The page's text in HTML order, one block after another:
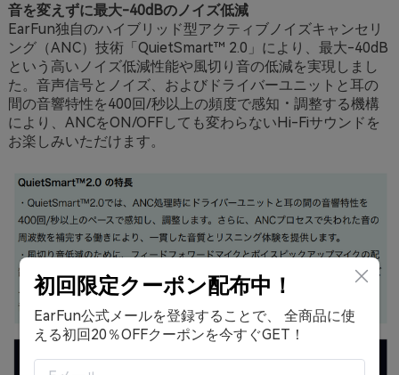
音を変えずに最大-40dBのノイズ低減
EarFun独自のハイブリッド型アクティブノイズキャンセリ
ング（ANC）技術「QuietSmart™ 2.0」により、最大-40dB
という高いノイズ低減性能や風切り音の低減を実現しまし
た。音声信号とノイズ、およびドライバーユニットと耳の
間の音響特性を400回/秒以上の頻度で感知・調整する機構
により、ANCをON/OFFしても変わらないHi-Fiサウンドを
お楽しみいただけます。
初回限定クーポン配布中！
EarFun公式メールを登録することで、 全商品に使
える初回20％OFFクーポンを今すぐGET！